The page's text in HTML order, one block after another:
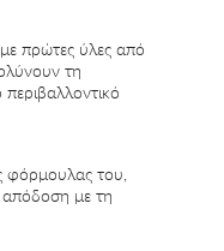
πρώτες ύλες από
τη
του,
με τη